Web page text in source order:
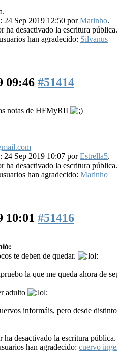
24 Sep 2019 12:50 porMarinho.
ha desactivado la escritura pública.
han agradecido: Silvanus
09:46 #51414
notas de HFMyRII
24 Sep 2019 10:07 porEstrella5.
ha desactivado la escritura pública.
han agradecido: Marinho
10:01 #51416
te deben de quedar.
la que me queda ahora de
adulto
informáis, pero desde
ha desactivado la escritura pública.
han agradecido: cuervo